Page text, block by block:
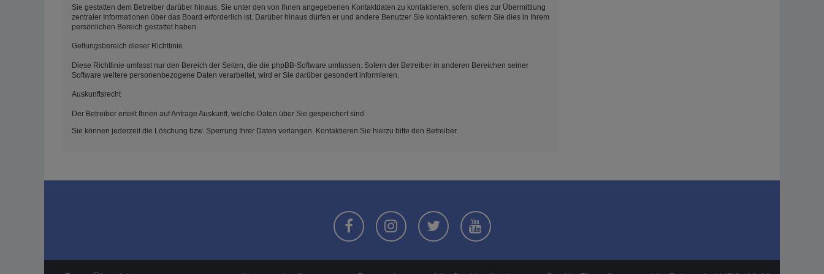
Sie gestatten dem Betreiber darüber hinaus, Sie unter den von Ihnen angegebenen Kontaktdaten zu kontaktieren, sofern dies zur Übermittlung
zentraler Informationen über das Board erforderlich ist. Darüber hinaus dürfen er und andere Benutzer Sie kontaktieren, sofern Sie dies in Ihrem
persönlichen Bereich gestattet haben.
Geltungsbereich dieser Richtlinie
Diese Richtlinie umfasst nur den Bereich der Seiten, die die phpBB-Software umfassen. Sofern der Betreiber in anderen Bereichen seiner
Software weitere personenbezogene Daten verarbeitet, wird er Sie darüber gesondert informieren.
Auskunftsrecht
Der Betreiber erteilt Ihnen auf Anfrage Auskunft, welche Daten über Sie gespeichert sind.
Sie können jederzeit die Löschung bzw. Sperrung Ihrer Daten verlangen. Kontaktieren Sie hierzu bitte den Betreiber.